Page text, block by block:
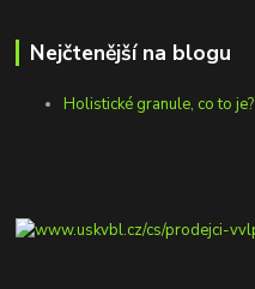
Nejčtenější na blogu
Holistické granule, co to je?